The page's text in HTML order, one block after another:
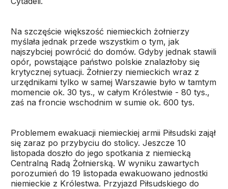
Na szczęście większość niemieckich żołnierzy
myślała jednak przede wszystkim o tym, jak
najszybciej powrócić do domów. Gdyby jednak stawili
opór, powstające państwo polskie znalazłoby się
krytycznej sytuacji. Żołnierzy niemieckich wraz z
urzędnikami tylko w samej Warszawie było w tamtym
momencie ok. 30 tys., w całym Królestwie - 80 tys.,
zaś na froncie wschodnim w sumie ok. 600 tys.
Problemem ewakuacji niemieckiej armii Piłsudski zajął
się zaraz po przybyciu do stolicy. Jeszcze 10
listopada doszło do jego spotkania z niemiecką
Centralną Radą Żołnierską. W wyniku zawartych
porozumień do 19 listopada ewakuowano jednostki
niemieckie z Królestwa. Przyjazd Piłsudskiego do